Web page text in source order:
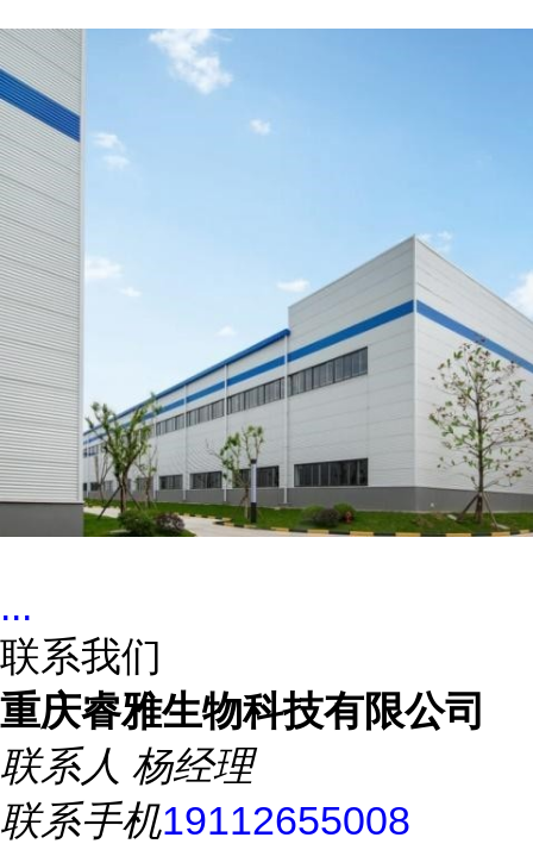
...
联系我们
重庆睿雅生物科技有限公司
联系人 杨经理
联系手机19112655008